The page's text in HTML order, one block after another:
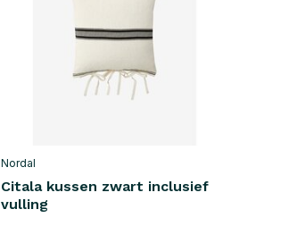
Nordal
Citala kussen zwart inclusief
vulling